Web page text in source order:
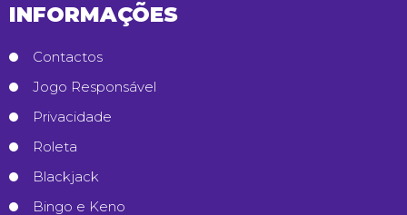
INFORMAÇÕES
Contactos
Jogo Responsável
Privacidade
Roleta
Blackjack
Bingo e Keno